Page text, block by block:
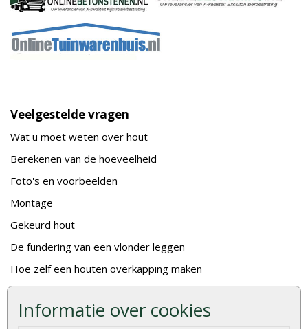
Informatie over cookies
Veelgestelde vragen
Wat u moet weten over hout
Berekenen van de hoeveelheid
Foto's en voorbeelden
Montage
Gekeurd hout
De fundering van een vlonder leggen
Hoe zelf een houten overkapping maken
Hoe zelf een vlonder leggen
Hoe betonpaal plaatsen